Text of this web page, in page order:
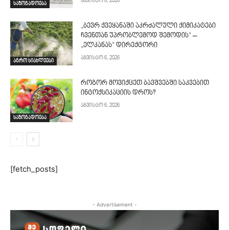
საზოგადოება
აგრო სიახლეები
„ბევრ ქვეყანაში აკრძალული ქიმიკატები
ჩვენთან უპრობლემოდ შემოდის“ –
„ელკანას“ დირექტორი
აგვისტო 6, 2026
საზოგადოება
როგორ მოვიქცეთ ბავშვებში საკვებით
ინტოქსიკაციის დროს?
აგვისტო 6, 2026
[fetch_posts]
- Advertisement -